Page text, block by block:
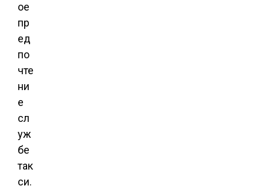
ое
пр
ед
по
чте
ни
е
сл
уж
бе
так
си.